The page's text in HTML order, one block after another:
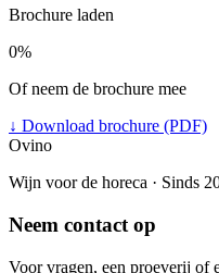
Brochure laden
0%
Of neem de brochure mee
↓ Download brochure (PDF)
Ovino
Wijn voor de horeca · Sinds
Neem contact op
Voor vragen, een proeverij of